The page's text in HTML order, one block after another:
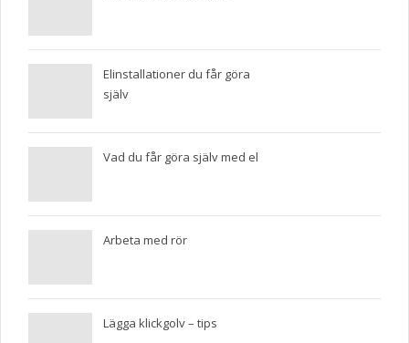
Elinstallationer du får göra
själv
Vad du får göra själv med el
Arbeta med rör
Lägga klickgolv – tips